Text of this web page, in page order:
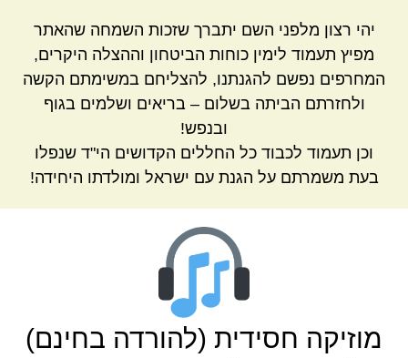
יהי רצון מלפני השם יתברך שזכות השמחה שהאתר
מפיץ תעמוד לימין כוחות הביטחון וההצלה היקרים,
המחרפים נפשם להגנתנו, להצליחם במשימתם הקשה
ולחזרתם הביתה בשלום – בריאים ושלמים בגוף
ובנפש!
וכן תעמוד לכבוד כל החללים הקדושים הי"ד שנפלו
בעת משמרתם על הגנת עם ישראל ומולדתו היחידה!
מוזיקה חסידית (להורדה בחינם)